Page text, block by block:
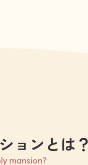
ョンとは？
mansion?